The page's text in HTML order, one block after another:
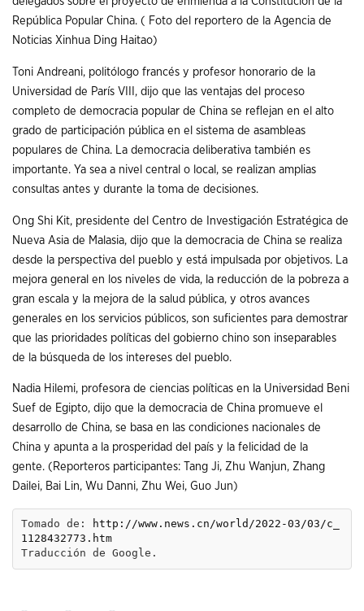
República Popular China. ( Foto del reportero de la Agencia de
Noticias Xinhua Ding Haitao)
Toni Andreani, politólogo francés y profesor honorario de la
Universidad de París VIII, dijo que las ventajas del proceso
completo de democracia popular de China se reflejan en el alto
grado de participación pública en el sistema de asambleas
populares de China. La democracia deliberativa también es
importante. Ya sea a nivel central o local, se realizan amplias
consultas antes y durante la toma de decisiones.
Ong Shi Kit, presidente del Centro de Investigación Estratégica de
Nueva Asia de Malasia, dijo que la democracia de China se realiza
desde la perspectiva del pueblo y está impulsada por objetivos. La
mejora general en los niveles de vida, la reducción de la pobreza a
gran escala y la mejora de la salud pública, y otros avances
generales en los servicios públicos, son suficientes para demostrar
que las prioridades políticas del gobierno chino son inseparables
de la búsqueda de los intereses del pueblo.
Nadia Hilemi, profesora de ciencias políticas en la Universidad Beni
Suef de Egipto, dijo que la democracia de China promueve el
desarrollo de China, se basa en las condiciones nacionales de
China y apunta a la prosperidad del país y la felicidad de la
gente. (Reporteros participantes: Tang Ji, Zhu Wanjun, Zhang
Dailei, Bai Lin, Wu Danni, Zhu Wei, Guo Jun)
Tomado de:
http://www.news.cn/world/2022-03/03/c_
1128432773.htm
Traducción de Google.